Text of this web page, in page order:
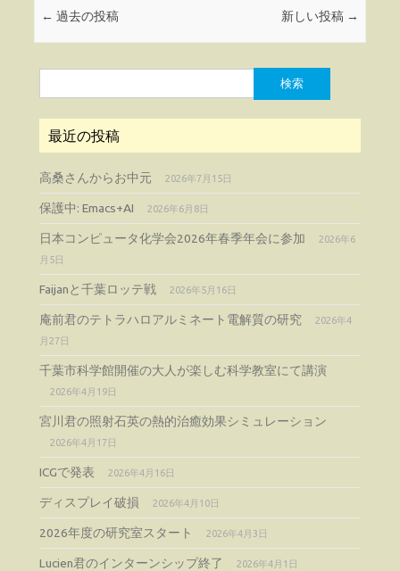
← 過去の投稿 新しい投稿 →
索:
最近の投稿
高桑さんからお中元 2026年7月15日
保護中: Emacs+AI 2026年6月8日
日本コンピュータ化学会2026年春季年会に参加
2026年6
月5日
Faijanと千葉ロッテ戦 2026年5月16日
庵前君のテトラハロアルミネート電解質の研究
2026年4
月27日
千葉市科学館開催の大人が楽しむ科学教室にて講演
2026年4月19日
宮川君の照射石英の熱的治癒効果シミュレーション
2026年4月17日
ICGで発表 2026年4月16日
ディスプレイ破損 2026年4月10日
2026年度の研究室スタート 2026年4月3日
Lucien君のインターンシップ終了 2026年4月1日